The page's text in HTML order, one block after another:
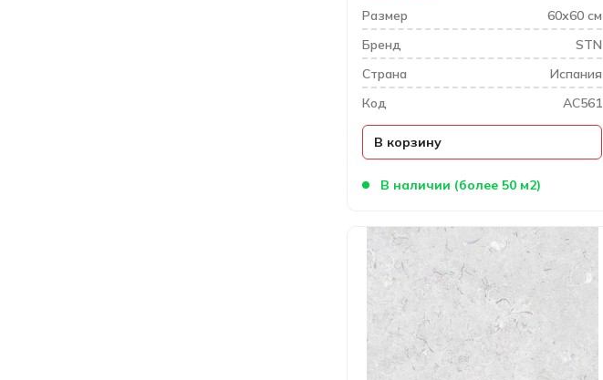
В наличии (более 50 м2)
Размер
60х60 см
Бренд
STN
Cтрана
Испания
Код
AC561
В корзину